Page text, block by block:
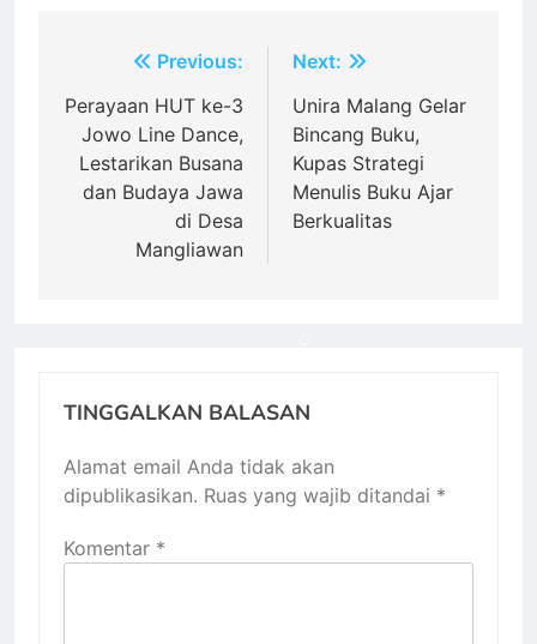
Navigasi
pos
Previous:
Perayaan HUT ke-3
Jowo Line Dance,
Lestarikan Busana
dan Budaya Jawa
di Desa
Mangliawan
Next:
Unira Malang Gelar
Bincang Buku,
Kupas Strategi
Menulis Buku Ajar
Berkualitas
TINGGALKAN BALASAN
Alamat email Anda tidak akan
dipublikasikan. Ruas yang wajib ditandai *
Komentar *